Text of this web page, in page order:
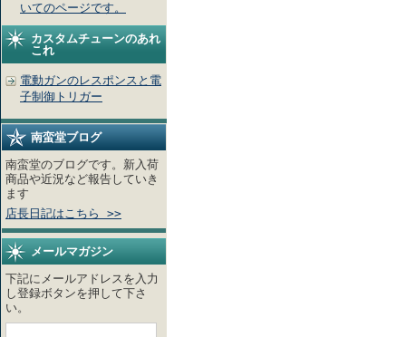
いてのページです。
カスタムチューンのあれ
これ
電動ガンのレスポンスと電
子制御トリガー
南蛮堂ブログ
南蛮堂のブログです。新入荷
商品や近況など報告していき
ます
店長日記はこちら >>
メールマガジン
下記にメールアドレスを入力
し登録ボタンを押して下さ
い。